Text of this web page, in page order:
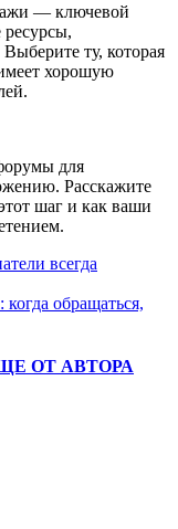
— ключевой
ресурсы,
ту, которая
хорошую
для
Расскажите
шаг и как ваши
всегда
обращаться,
ОТ АВТОРА